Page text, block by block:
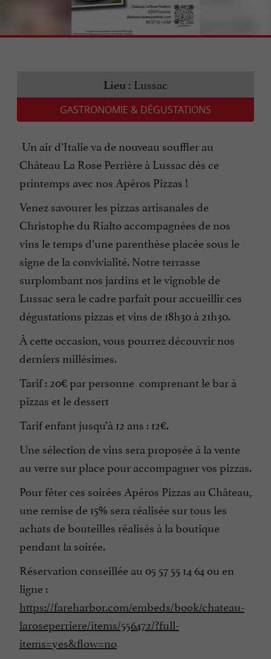
Lieu : Lussac
GASTRONOMIE & DÉGUSTATIONS
Un air d’Italie va de nouveau souffler au
Château La Rose Perrière à Lussac dès ce
printemps avec nos Apéros Pizzas !
Venez savourer les pizzas artisanales de
Christophe du Rialto accompagnées de nos
vins le temps d’une parenthèse placée sous le
signe de la convivialité. Notre terrasse
surplombant nos jardins et le vignoble de
Lussac sera le cadre parfait pour accueillir ces
dégustations pizzas et vins de 18h30 à 21h30.
À cette occasion, vous pourrez découvrir nos
derniers millésimes.
Tarif : 20€ par personne comprenant le bar à
pizzas et le dessert
Tarif enfant jusqu’à 12 ans : 12€.
Une sélection de vins sera proposée à la vente
au verre sur place pour accompagner vos pizzas.
Pour fêter ces soirées Apéros Pizzas au Château,
une remise de 15% sera réalisée sur tous les
achats de bouteilles réalisés à la boutique
pendant la soirée.
Réservation conseillée au 05 57 55 14 64 ou en
ligne :
https://fareharbor.com/embeds/book/chateau-
laroseperriere/items/556472/?full-
items=yes&flow=no